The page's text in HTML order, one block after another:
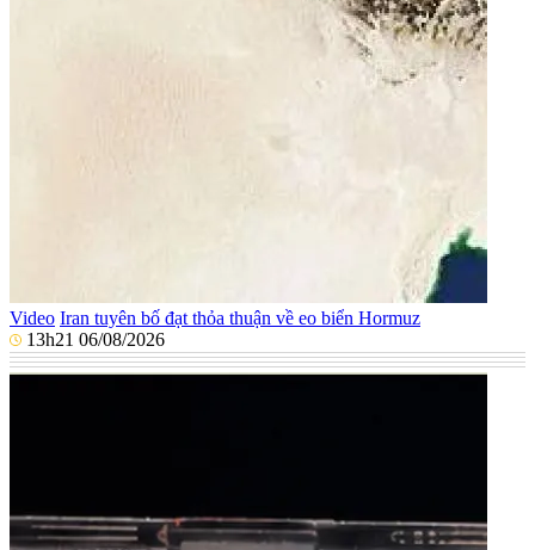
Video Iran tuyên bố đạt thỏa thuận về eo biển Hormuz
13h21 06/08/2026